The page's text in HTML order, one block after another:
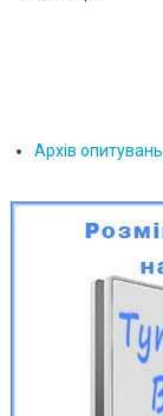
Архів опитувань